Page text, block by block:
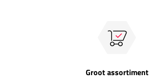
Groot assortiment